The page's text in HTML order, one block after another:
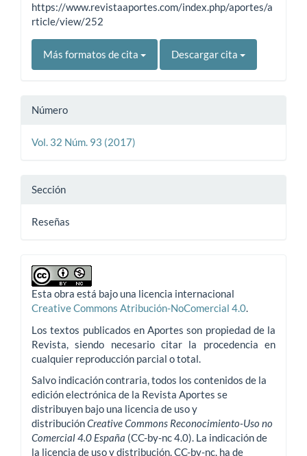
https://www.revistaaportes.com/index.php/aportes/a
rticle/view/252
Más formatos de cita Descargar cita
Número
Vol. 32 Núm. 93 (2017)
Sección
Reseñas
Esta obra está bajo una licencia internacional
Creative Commons Atribución-NoComercial 4.0.
Los textos publicados en Aportes son propiedad de la
Revista, siendo necesario citar la procedencia en
cualquier reproducción parcial o total.
Salvo indicación contraria, todos los contenidos de la
edición electrónica de la Revista Aportes se
distribuyen bajo una licencia de uso y
distribuciónCreative Commons Reconocimiento-Uso no
Comercial 4.0 España (CC-by-nc 4.0). La indicación de
la licencia de uso y distribución, CC-by-nc, ha de